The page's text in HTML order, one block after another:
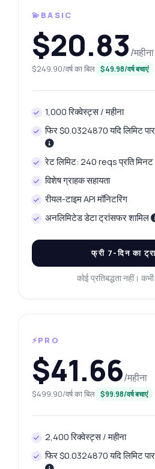
💫BASIC
$20.83/महीना
$249.90/वर्ष का बिल $49.98/वर्ष बचाएं
1,000 रिक्वेस्ट्स / महीना
फिर $0.0324870 यदि लिमिट पार
रेट लिमिट: 240 reqs प्रति मिनट
विशेष ग्राहक सहायता
रीयल-टाइम API मॉनिटरिंग
अनलिमिटेड डेटा ट्रांसफर शामिल
फ्री 7-दिन का
कोई प्रतिबद्धता नहीं।
⚡PRO
$41.66/महीना
$499.90/वर्ष का बिल $99.98/वर्ष बचाएं
2,400 रिक्वेस्ट्स / महीना
फिर $0.0324870 यदि लिमिट पार